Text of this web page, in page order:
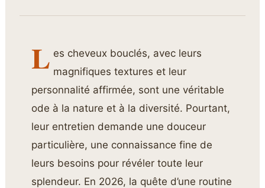
L es cheveux bouclés, avec leurs
magnifiques textures et leur
personnalité affirmée, sont une véritable
ode à la nature et à la diversité. Pourtant,
leur entretien demande une douceur
particulière, une connaissance fine de
leurs besoins pour révéler toute leur
splendeur. En 2026, la quête d’une routine